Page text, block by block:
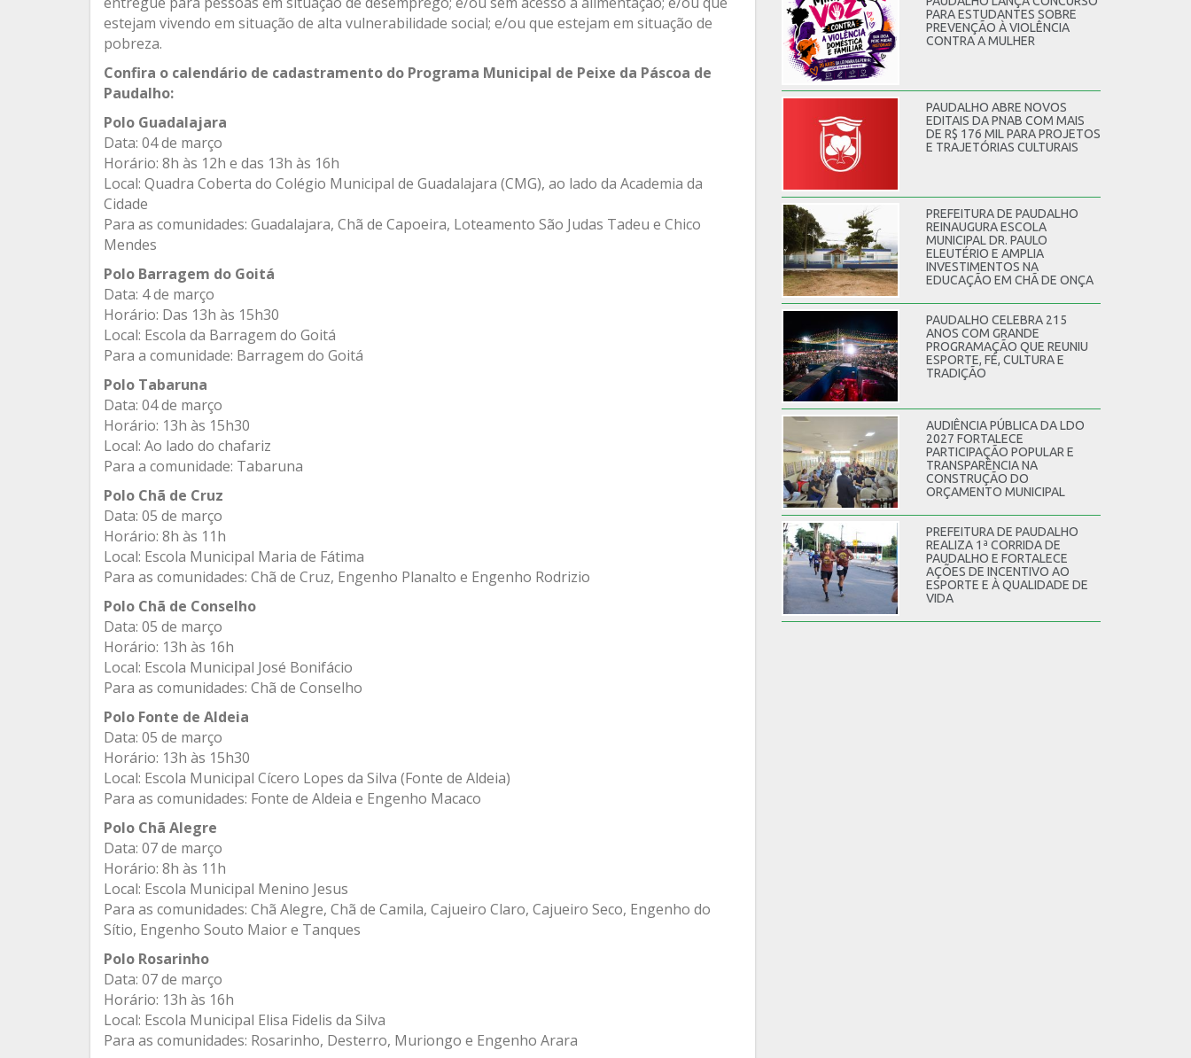
estejam vivendo em situação de alta vulnerabilidade social; e/ou que estejam em situação de
pobreza.
Confira o calendário de cadastramento do Programa Municipal de Peixe da Páscoa de
Paudalho:
Polo Guadalajara
Data: 04 de março
Horário: 8h às 12h e das 13h às 16h
Local: Quadra Coberta do Colégio Municipal de Guadalajara (CMG), ao lado da Academia da
Cidade
Para as comunidades: Guadalajara, Chã de Capoeira, Loteamento São Judas Tadeu e Chico
Mendes
Polo Barragem do Goitá
Data: 4 de março
Horário: Das 13h às 15h30
Local: Escola da Barragem do Goitá
Para a comunidade: Barragem do Goitá
Polo Tabaruna
Data: 04 de março
Horário: 13h às 15h30
Local: Ao lado do chafariz
Para a comunidade: Tabaruna
Polo Chã de Cruz
Data: 05 de março
Horário: 8h às 11h
Local: Escola Municipal Maria de Fátima
Para as comunidades: Chã de Cruz, Engenho Planalto e Engenho Rodrizio
Polo Chã de Conselho
Data: 05 de março
Horário: 13h às 16h
Local: Escola Municipal José Bonifácio
Para as comunidades: Chã de Conselho
Polo Fonte de Aldeia
Data: 05 de março
Horário: 13h às 15h30
Local: Escola Municipal Cícero Lopes da Silva (Fonte de Aldeia)
Para as comunidades: Fonte de Aldeia e Engenho Macaco
Polo Chã Alegre
Data: 07 de março
Horário: 8h às 11h
Local: Escola Municipal Menino Jesus
Para as comunidades: Chã Alegre, Chã de Camila, Cajueiro Claro, Cajueiro Seco, Engenho do
Sítio, Engenho Souto Maior e Tanques
Polo Rosarinho
Data: 07 de março
Horário: 13h às 16h
Local: Escola Municipal Elisa Fidelis da Silva
Para as comunidades: Rosarinho, Desterro, Muriongo e Engenho Arara
PARA ESTUDANTES SOBRE
PREVENÇÃO À VIOLÊNCIA
CONTRA A MULHER
PAUDALHO ABRE NOVOS
EDITAIS DA PNAB COM MAIS
DE R$ 176 MIL PARA PROJETOS
E TRAJETÓRIAS CULTURAIS
PREFEITURA DE PAUDALHO
REINAUGURA ESCOLA
MUNICIPAL DR. PAULO
ELEUTÉRIO E AMPLIA
INVESTIMENTOS NA
EDUCAÇÃO EM CHÃ DE ONÇA
PAUDALHO CELEBRA 215
ANOS COM GRANDE
PROGRAMAÇÃO QUE REUNIU
ESPORTE, FÉ, CULTURA E
TRADIÇÃO
AUDIÊNCIA PÚBLICA DA LDO
2027 FORTALECE
PARTICIPAÇÃO POPULAR E
TRANSPARÊNCIA NA
CONSTRUÇÃO DO
ORÇAMENTO MUNICIPAL
PREFEITURA DE PAUDALHO
REALIZA 1ª CORRIDA DE
PAUDALHO E FORTALECE
AÇÕES DE INCENTIVO AO
ESPORTE E À QUALIDADE DE
VIDA